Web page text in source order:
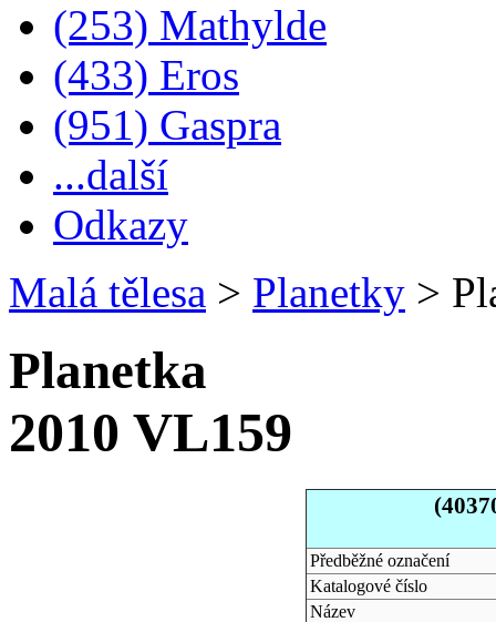
(253) Mathylde
(433) Eros
(951) Gaspra
...další
Odkazy
Malá tělesa > Planetky >
Planetka
2010 VL159
Předběžné označení
Katalogové číslo
Název